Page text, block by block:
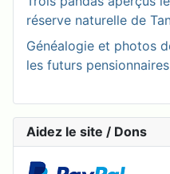
réserve naturelle de
Généalogie et photos
les futurs
Aidez le site / Dons